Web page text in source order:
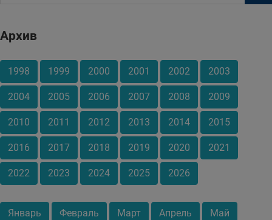
Архив
1998 1999 2000 2001 2002 2003
2004 2005 2006 2007 2008 2009
2010 2011 2012 2013 2014 2015
2016 2017 2018 2019 2020 2021
2022 2023 2024 2025 2026
Январь Февраль Март Апрель Май